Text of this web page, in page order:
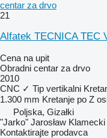
centar za drvo
21
Alfatek TECNICA TEC
Cena na upit
Obradni centar za drvo
2010
CNC ✓ Tip vertikalni
1.300 mm Kretanje po Z
Poljska, Gizałki
"Jarko" Jarosław Klamecki
Kontaktirajte prodavca